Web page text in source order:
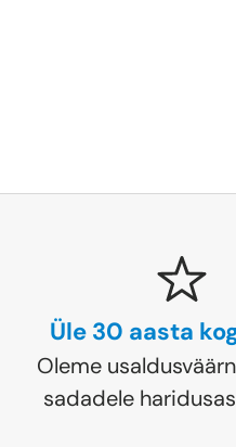
Üle 30 aasta
Oleme
sadadele